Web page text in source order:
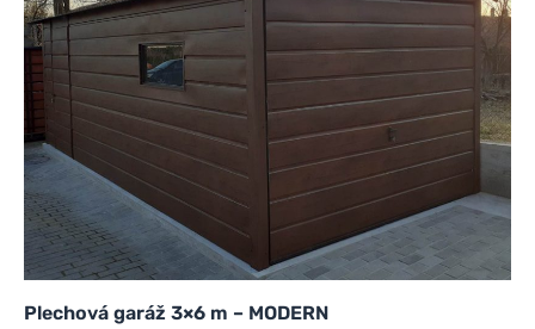
Plechová garáž 3×6 m – MODERN